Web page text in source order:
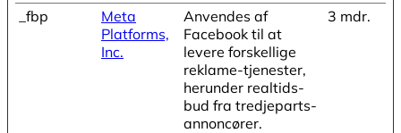
_fbp
Meta
Platforms,
Inc.
Anvendes af
Facebook til at
levere forskellige
reklame-tjenester,
herunder realtids-
bud fra tredjeparts-
annoncører.
3 mdr.